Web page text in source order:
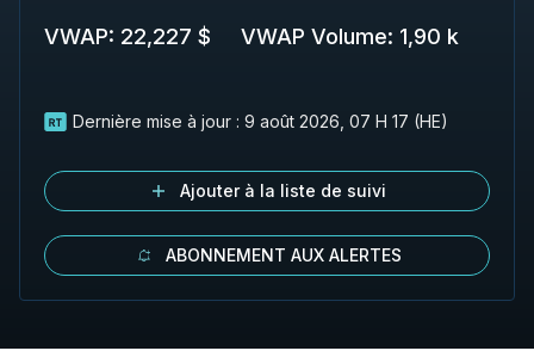
VWAP: 22,227 $ VWAP Volume: 1,90 k
Dernière mise à jour : 9 août 2026, 07 H 17 (HE)
Ajouter à la liste de suivi
ABONNEMENT AUX ALERTES